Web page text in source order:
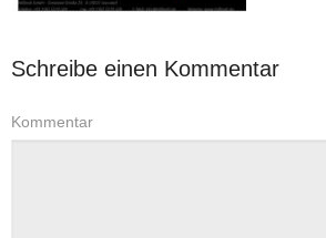
Schreibe einen Kommentar
Kommentar